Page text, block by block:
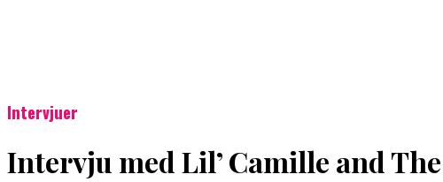
Intervjuer
Intervju med Lil’ Camille and